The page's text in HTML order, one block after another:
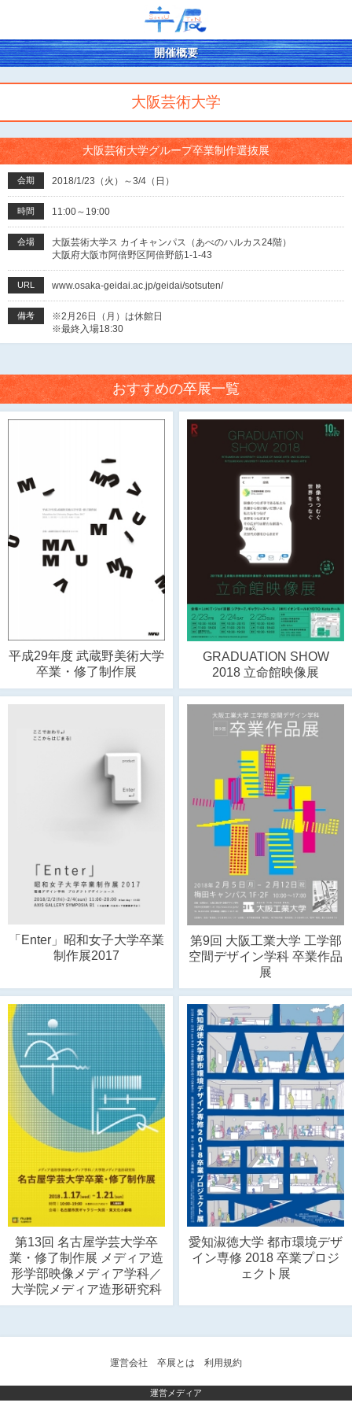
開催概要
大阪芸術大学
大阪芸術大学グループ卒業制作選抜展
会期 2018/1/23（火）～3/4（日）
時間 11:00～19:00
会場
大阪芸術大学ス カイキャンパス（あべのハルカス24階）
大阪府大阪市阿倍野区阿倍野筋1-1-43
URL www.osaka-geidai.ac.jp/geidai/sotsuten/
備考
※2月26日（月）は休館日
※最終入場18:30
おすすめの卒展一覧
平成29年度 武蔵野美術大学
卒業・修了制作展
GRADUATION SHOW
2018 立命館映像展
「Enter」昭和女子大学卒業
制作展2017
第9回 大阪工業大学 工学部
空間デザイン学科 卒業作品
展
第13回 名古屋学芸大学卒
業・修了制作展 メディア造
形学部映像メディア学科／
大学院メディア造形研究科
愛知淑徳大学 都市環境デザ
イン専修 2018 卒業プロジ
ェクト展
運営会社 卒展とは 利用規約
運営メディア